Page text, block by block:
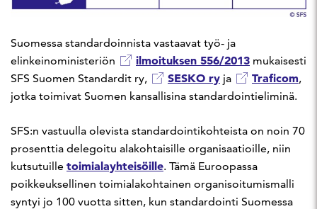
Suomessa standardoinnista vastaavat työ- ja
elinkeinoministeriön
ilmoituksen 556/2013 mukaisesti
SFS Suomen Standardit ry,
SESKO ry ja Traficom,
jotka toimivat Suomen kansallisina standardointieliminä.
SFS:n vastuulla olevista standardointikohteista on noin 70
prosenttia delegoitu alakohtaisille organisaatioille, niin
kutsutuille toimialayhteisöille. Tämä Euroopassa
poikkeuksellinen toimialakohtainen organisoitumismalli
syntyi jo 100 vuotta sitten, kun standardointi Suomessa